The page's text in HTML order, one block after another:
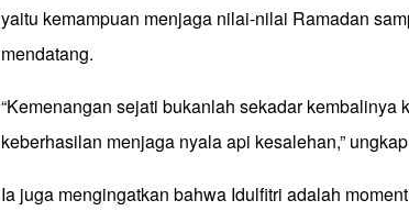
yaitu kemampuan menjaga nilai-nilai Ramadan
mendatang.
“Kemenangan sejati bukanlah sekadar kembalinya
keberhasilan menjaga nyala api kesalehan,”
Ia juga mengingatkan bahwa Idulfitri adalah